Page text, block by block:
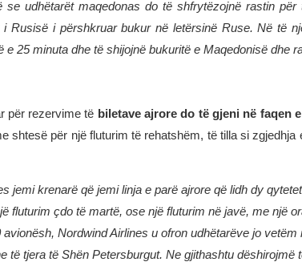
se udhëtarët maqedonas do të shfrytëzojnë rastin
i Rusisë i përshkruar bukur në letërsinë Ruse. Në të
e 25 minuta dhe të shijojnë bukuritë e Maqedonisë dhe
për rezervime të biletave ajrore do të gjeni në faqen
shtesë për një fluturim të rehatshëm, të tilla si
jemi krenarë që jemi linja e parë ajrore që lidh dy
fluturim çdo të martë, ose një fluturim në javë, me një
avionësh, Nordwind Airlines u ofron udhëtarëve jo
të tjera të Shën Petersburgut. Ne gjithashtu